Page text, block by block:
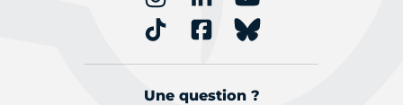
Une question ?